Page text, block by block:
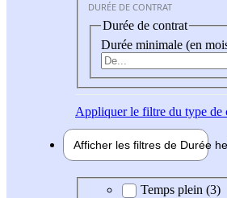
DURÉE DE CONTRAT
Durée de contrat
Durée minimale (en
Appliquerle filtre du type de
Afficher les filtres de Durée
Durée hebdomadaire
Temps plein (3)